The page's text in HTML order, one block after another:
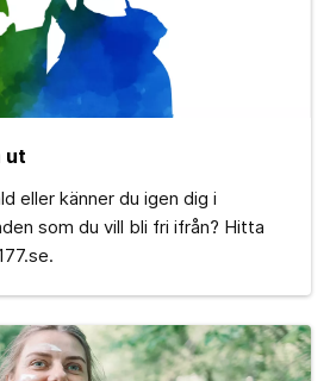
ut
eller känner du igen dig i
som du vill bli fri ifrån? Hitta